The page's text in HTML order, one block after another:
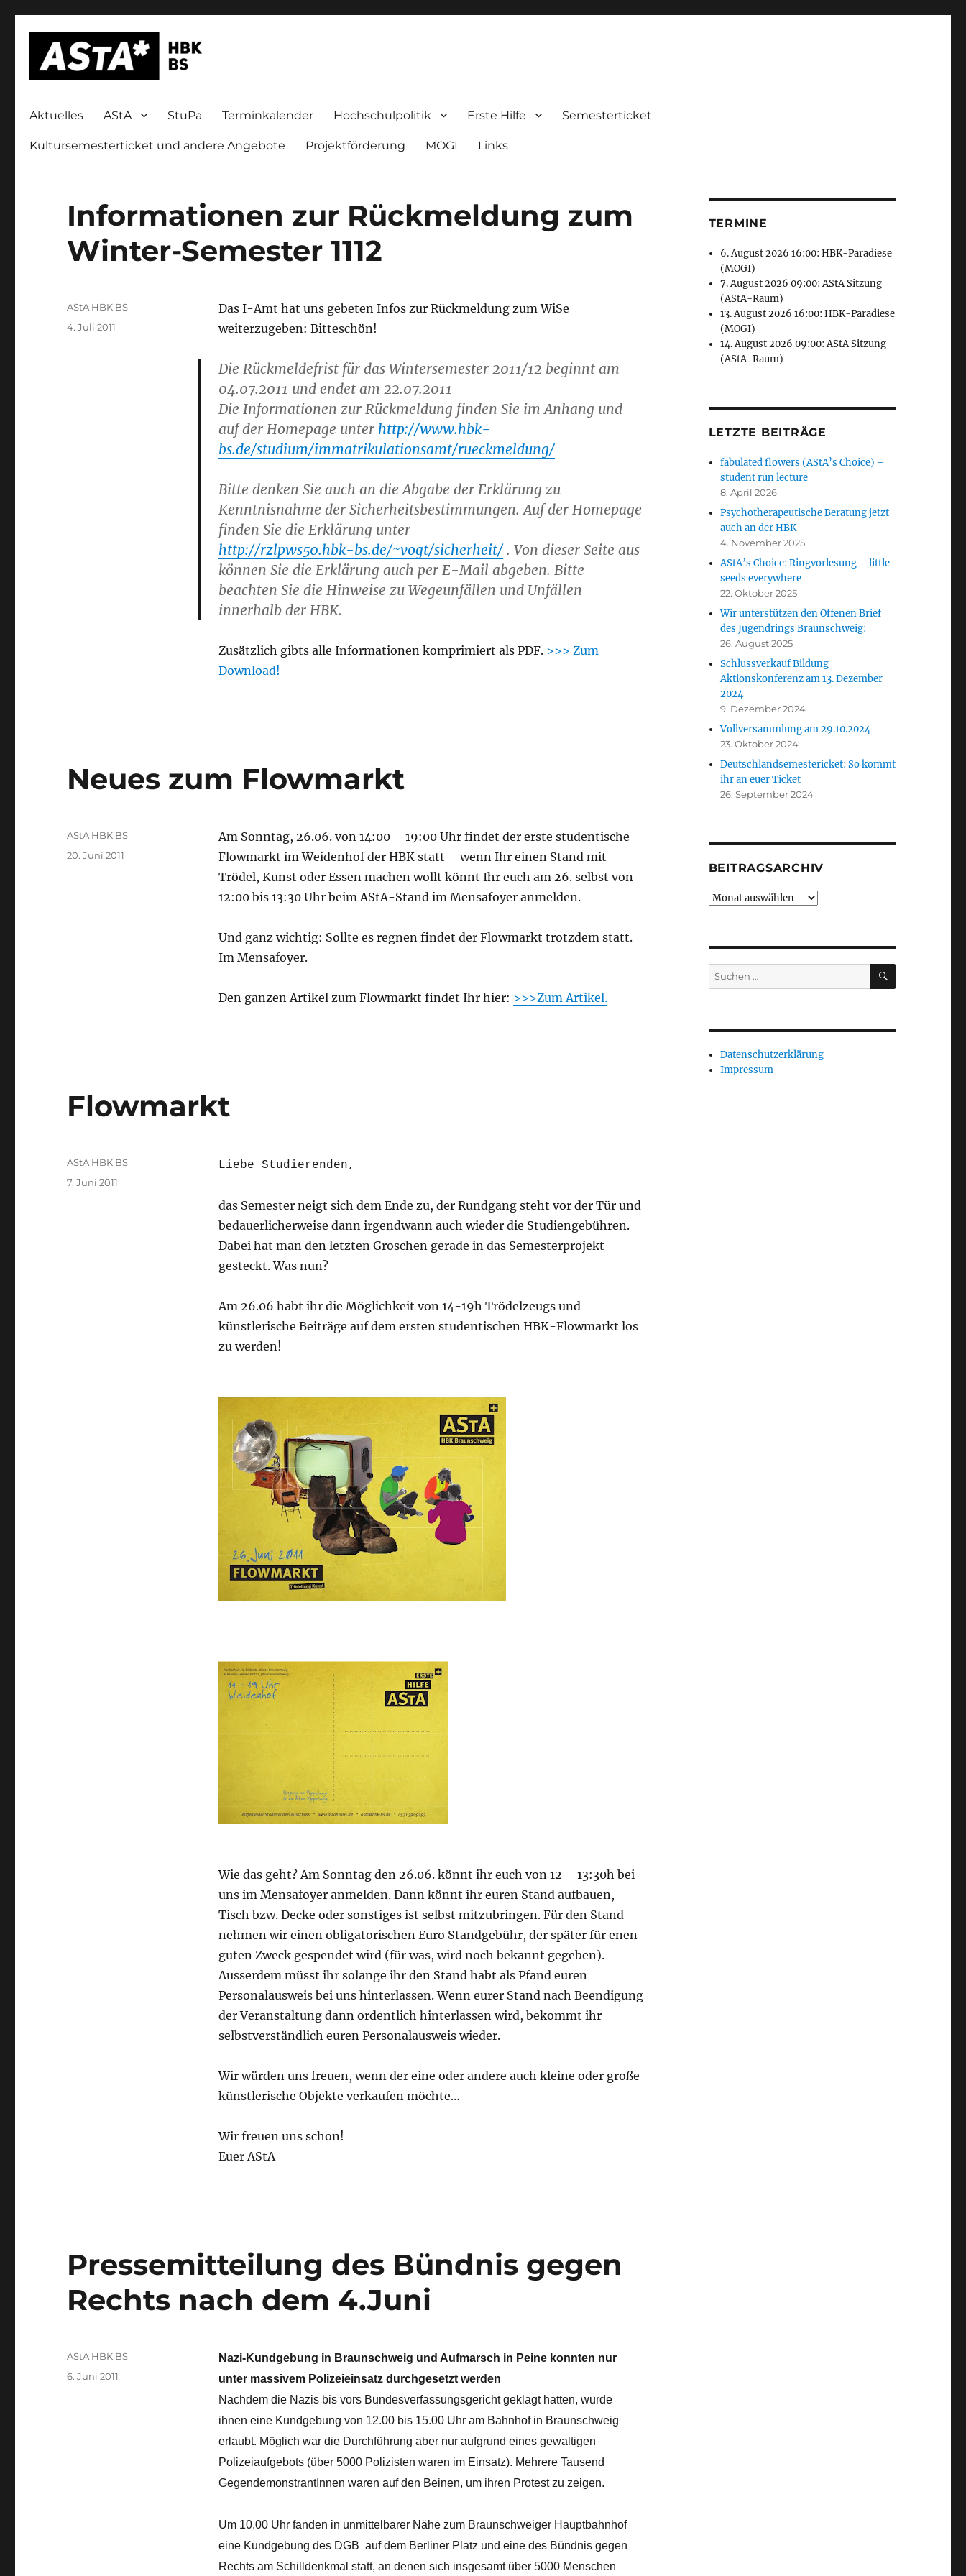
Aktuelles AStA StuPa Terminkalender Hochschulpolitik Erste Hilfe Semesterticket
Kultursemesterticket und andere Angebote Projektförderung MOGI Links
Informationen zur Rückmeldung zum
Winter-Semester 1112
Das I-Amt hat uns gebeten Infos zur Rückmeldung zum WiSe
weiterzugeben: Bitteschön!
Die Rückmeldefrist für das Wintersemester 2011/12 beginnt am
04.07.2011 und endet am 22.07.2011
Die Informationen zur Rückmeldung finden Sie im Anhang und
auf der Homepage unter http://www.hbk-
bs.de/studium/immatrikulationsamt/rueckmeldung/
Bitte denken Sie auch an die Abgabe der Erklärung zu
Kenntnisnahme der Sicherheitsbestimmungen. Auf der Homepage
finden Sie die Erklärung unter
http://rzlpws50.hbk-bs.de/~vogt/sicherheit/. Von dieser Seite aus
können Sie die Erklärung auch per E-Mail abgeben. Bitte
beachten Sie die Hinweise zu Wegeunfällen und Unfällen
innerhalb der HBK.
Zusätzlich gibts alle Informationen komprimiert als PDF. >>> Zum
Download!
Autor
AStA HBK BS
Veröffentlicht
4. Juli 2011
Neues zum Flowmarkt
Am Sonntag, 26.06. von 14:00 – 19:00 Uhr findet der erste studentische
Flowmarkt im Weidenhof der HBK statt – wenn Ihr einen Stand mit
Trödel, Kunst oder Essen machen wollt könnt Ihr euch am 26. selbst von
12:00 bis 13:30 Uhr beim AStA-Stand im Mensafoyer anmelden.
Und ganz wichtig: Sollte es regnen findet der Flowmarkt trotzdem statt.
Im Mensafoyer.
Den ganzen Artikel zum Flowmarkt findet Ihr hier: >>>Zum Artikel.
Autor
AStA HBK BS
Veröffentlicht
20. Juni 2011
Flowmarkt
Liebe Studierenden,
das Semester neigt sich dem Ende zu, der Rundgang steht vor der Tür und
bedauerlicherweise dann irgendwann auch wieder die Studiengebühren.
Dabei hat man den letzten Groschen gerade in das Semesterprojekt
gesteckt. Was nun?
Am 26.06 habt ihr die Möglichkeit von 14-19h Trödelzeugs und
künstlerische Beiträge auf dem ersten studentischen HBK-Flowmarkt los
zu werden!
Wie das geht? Am Sonntag den 26.06. könnt ihr euch von 12 – 13:30h bei
uns im Mensafoyer anmelden. Dann könnt ihr euren Stand aufbauen,
Tisch bzw. Decke oder sonstiges ist selbst mitzubringen. Für den Stand
nehmen wir einen obligatorischen Euro Standgebühr, der später für enen
guten Zweck gespendet wird (für was, wird noch bekannt gegeben).
Ausserdem müsst ihr solange ihr den Stand habt als Pfand euren
Personalausweis bei uns hinterlassen. Wenn eurer Stand nach Beendigung
der Veranstaltung dann ordentlich hinterlassen wird, bekommt ihr
selbstverständlich euren Personalausweis wieder.
Wir würden uns freuen, wenn der eine oder andere auch kleine oder große
künstlerische Objekte verkaufen möchte…
Wir freuen uns schon!
Euer AStA
Autor
AStA HBK BS
Veröffentlicht
7. Juni 2011
Pressemitteilung des Bündnis gegen
Rechts nach dem 4.Juni
Nazi-Kundgebung in Braunschweig und Aufmarsch in Peine konnten nur
unter massivem Polizeieinsatz durchgesetzt werden
Nachdem die Nazis bis vors Bundesverfassungsgericht geklagt hatten, wurde
ihnen eine Kundgebung von 12.00 bis 15.00 Uhr am Bahnhof in Braunschweig
erlaubt. Möglich war die Durchführung aber nur aufgrund eines gewaltigen
Polizeiaufgebots (über 5000 Polizisten waren im Einsatz). Mehrere Tausend
GegendemonstrantInnen waren auf den Beinen, um ihren Protest zu zeigen.
Um 10.00 Uhr fanden in unmittelbarer Nähe zum Braunschweiger Hauptbahnhof
eine Kundgebung des DGB auf dem Berliner Platz und eine des Bündnis gegen
Rechts am Schilldenkmal statt, an denen sich insgesamt über 5000 Menschen
Autor
AStA HBK BS
Veröffentlicht
6. Juni 2011
TERMINE
6. August 2026 16:00: HBK-Paradiese
(MOGI)
7. August 2026 09:00: AStA Sitzung
(AStA-Raum)
13. August 2026 16:00: HBK-Paradiese
(MOGI)
14. August 2026 09:00: AStA Sitzung
(AStA-Raum)
LETZTE BEITRÄGE
fabulated flowers (AStA’s Choice) –
student run lecture
8. April 2026
Psychotherapeutische Beratung jetzt
auch an der HBK
4. November 2025
AStA’s Choice: Ringvorlesung – little
seeds everywhere
22. Oktober 2025
Wir unterstützen den Offenen Brief
des Jugendrings Braunschweig:
26. August 2025
Schlussverkauf Bildung
Aktionskonferenz am 13. Dezember
2024
9. Dezember 2024
Vollversammlung am 29.10.2024
23. Oktober 2024
Deutschlandsemestericket: So kommt
ihr an euer Ticket
26. September 2024
BEITRAGSARCHIV
Beitragsarchiv
Suchen
nach:
SUCHEN
Datenschutzerklärung
Impressum